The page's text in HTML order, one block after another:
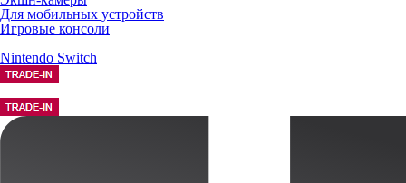
Для мобильных устройств
Игровые консоли
Nintendo Switch